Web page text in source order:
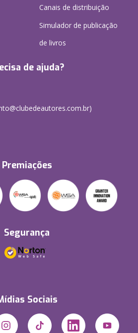
Canais de distribuição
Simulador de publicação
de livros
de ajuda?
Premiações
Segurança
Sociais